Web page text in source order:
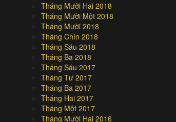
Tháng Mười Hai 2018
Tháng Mười Một 2018
Tháng Mười 2018
Tháng Chín 2018
Tháng Sáu 2018
Tháng Ba 2018
Tháng Sáu 2017
Tháng Tư 2017
Tháng Ba 2017
Tháng Hai 2017
Tháng Một 2017
Tháng Mười Hai 2016